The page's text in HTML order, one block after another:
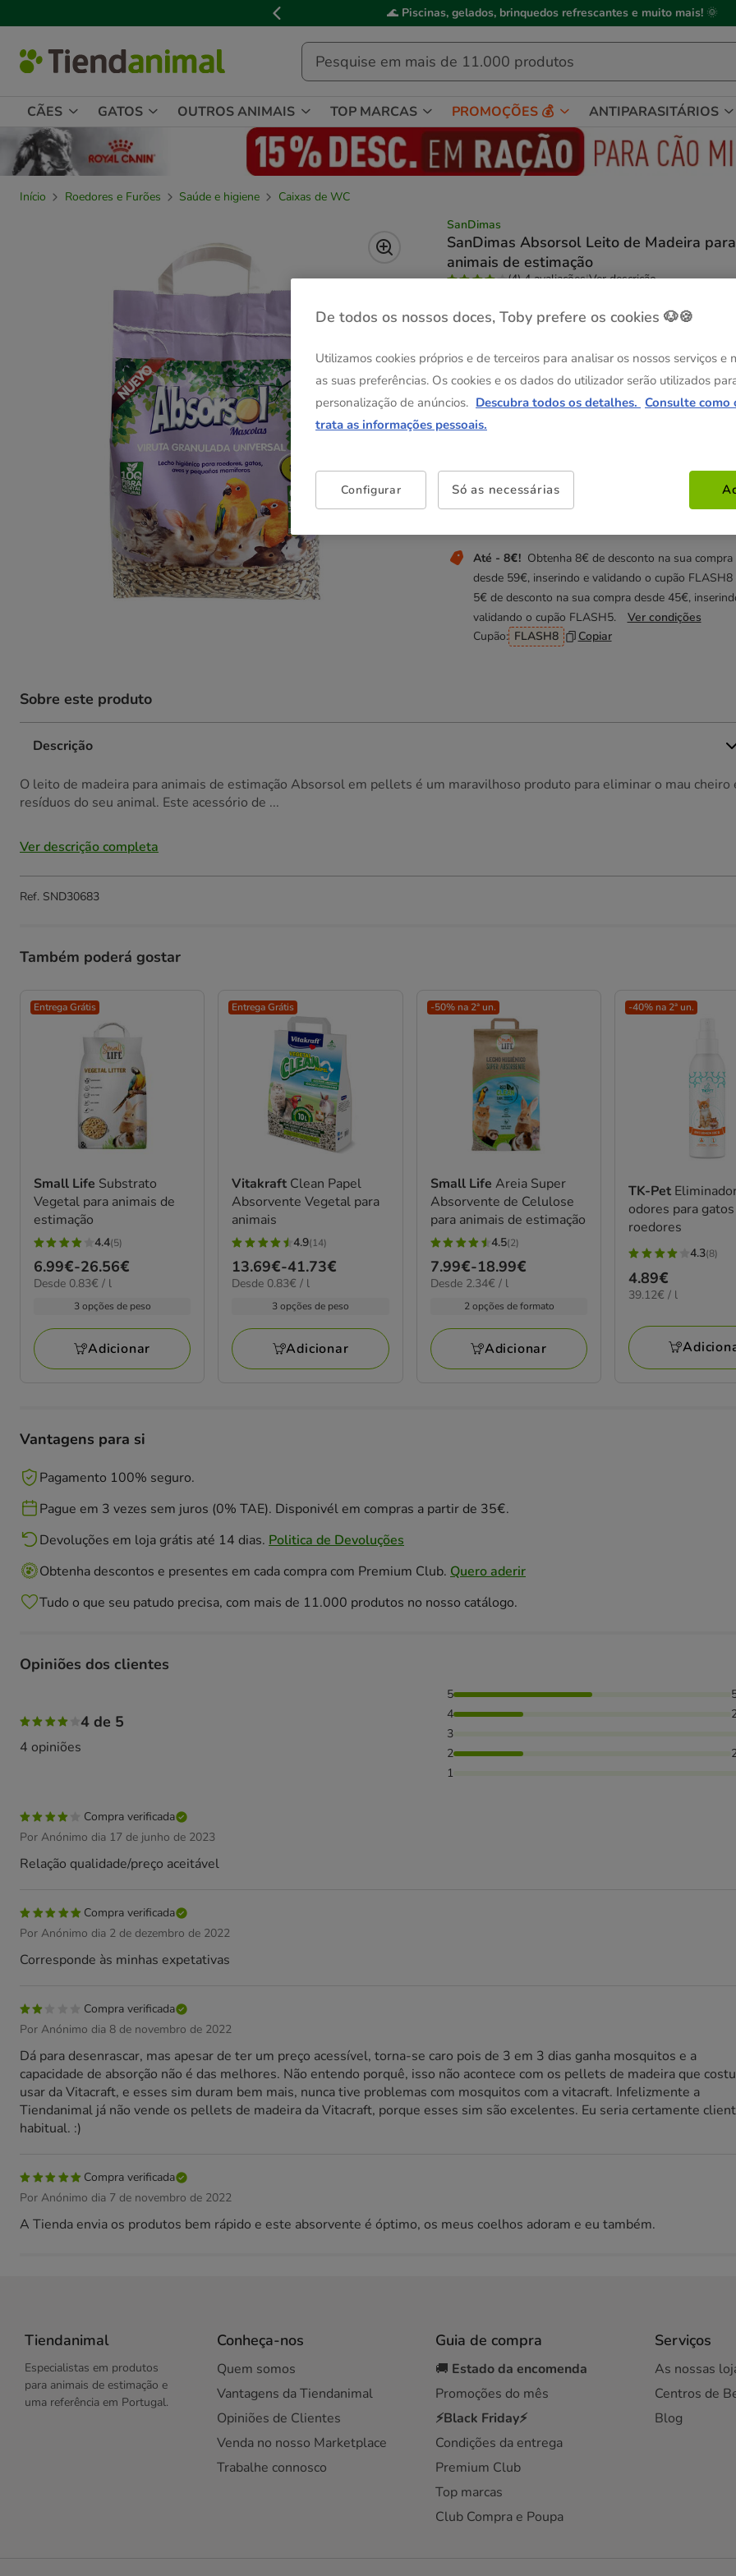
de
mensagem,
🌊 Piscinas, gelados, brinquedos refrescantes e muito mais! 🌞
CÃES GATOS OUTROS ANIMAIS TOP MARCAS PROMOÇÕES 💰 ANTIPARASITÁRIOS
Início Roedores e Furões Saúde e higiene
Caixas de WC
SanDimas
SanDimas Absorsol Leito de Madeira para
animais de estimação
(4)4 avaliações|Ver descrição
Formato:8 L (4 kg)
8 L (4 kg)
(1.24€ / l)
gato com um valor igual ou superior a 39€.
Até - 8€! Obtenha 8€ de desconto na sua compra
desde 59€, inserindo e validando o cupão FLASH8
5€ de desconto na sua compra desde 45€,
validando o cupão FLASH5.
Ver condições
Cupão: FLASH8 Copiar
Sobre este produto
Descrição
O leito de madeira para animais de estimação Absorsol em pellets é um maravilhoso produto para eliminar o mau cheiro
resíduos do seu animal. Este acessório de ...
Ver descrição completa
Ref. SND30683
Também poderá gostar
Entrega Grátis
Small Life Substrato
Vegetal para animais de
estimação
4.4
estrelas
com
avaliações
4.4(5)
Preço
de
26.56€
6.99€-26.56€
0.83€
Desde 0.83€ / l
3 opções de peso
Adicionar
Entrega Grátis
Vitakraft Clean Papel
Absorvente Vegetal para
animais
4.9
estrelas
com
avaliações
4.9(14)
Preço
de
13.69€
41.73€
13.69€-41.73€
0.83€
Desde 0.83€ / l
3 opções de peso
Adicionar
-50% na 2ª un.
Small Life Areia Super
Absorvente de Celulose
para animais de estimação
4.5
estrelas
com
avaliações
4.5(2)
Preço
de
7.99€
18.99€
7.99€-18.99€
2.34€
Desde 2.34€ / l
2 opções de formato
Adicionar
-40% na 2ª un.
TK-Pet
odores para
roedores
4.3
estrelas
com
avaliações
4.3(8)
Preço
4.89€
4.89€
39.12€
39.12€ / l
Vantagens para si
Pagamento 100% seguro.
Pague em 3 vezes sem juros (0% TAE). Disponivél em compras a partir de 35€.
Devoluções em loja grátis até 14 dias. Politica de Devoluções
Obtenha descontos e presentes em cada compra com Premium Club. Quero aderir
Tudo o que seu patudo precisa, com mais de 11.000 produtos no nosso catálogo.
Opiniões dos clientes
4 de 5
4 opiniões
50% das pessoas avaliaram com 5 estrelas, 25% das pessoas avaliaram com 4 estrelas, 25% das pessoas avaliaram com
5
4
3
2
1
Compra verificada
Por Anónimo dia 17 de junho de 2023
Relação qualidade/preço aceitável
Compra verificada
Por Anónimo dia 2 de dezembro de 2022
Corresponde às minhas expetativas
Compra verificada
Por Anónimo dia 8 de novembro de 2022
Dá para desenrascar, mas apesar de ter um preço acessível, torna-se caro pois de 3 em 3 dias ganha mosquitos e a
capacidade de absorção não é das melhores. Não entendo porquê, isso não acontece com os pellets de madeira que
usar da Vitacraft, e esses sim duram bem mais, nunca tive problemas com mosquitos com a vitacraft. Infelizmente a
Tiendanimal já não vende os pellets de madeira da Vitacraft, porque esses sim são excelentes. Eu seria certamente
habitual. :)
Compra verificada
Por Anónimo dia 7 de novembro de 2022
A Tienda envia os produtos bem rápido e este absorvente é óptimo, os meus coelhos adoram e eu também.
Tiendanimal
Especialistas em produtos
para animais de estimação e
uma referência em Portugal.
Conheça-nos
Quem somos
Vantagens da Tiendanimal
Opiniões de Clientes
Venda no nosso Marketplace
Trabalhe connosco
Guia de compra
🚚 Estado da encomenda
Promoções do mês
⚡Black Friday⚡
Condições da entrega
Premium Club
Top marcas
Club Compra e Poupa
Serviços
As nossas
Centros de
Blog
De todos os nossos doces, Toby prefere os cookies 🐶🍪
Utilizamos cookies próprios e de terceiros para analisar os nossos serviços e
as suas preferências. Os cookies e os dados do utilizador serão utilizados
personalização de anúncios. Descubra todos os detalhes. Consulte como
trata as informações pessoais.
Configurar Só as necessárias